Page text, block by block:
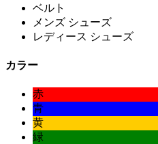
ベルト
メンズ シューズ
レディース シューズ
カラー
赤
青
黄
緑